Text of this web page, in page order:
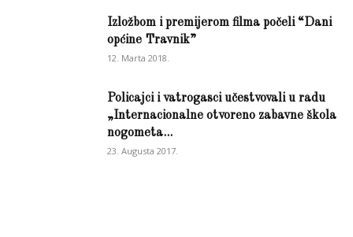
Izložbom i premijerom filma počeli “Dani
općine Travnik”
12. Marta 2018.
Policajci i vatrogasci učestvovali u radu
„Internacionalne otvoreno zabavne škola
nogometa...
23. Augusta 2017.